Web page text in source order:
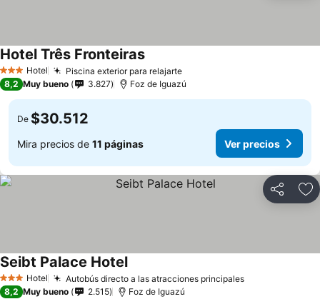
3 Estrellas
Hotel Piscina exterior para relajarte
Hotel Três Fronteiras
8,2 Muy bueno 3.827 Foz de Iguazú
De $30.512
Mira precios de 11 páginas Ver precios
Compartir
3 Estrellas
Hotel Autobús directo a las atracciones principales
Seibt Palace Hotel
8,2 Muy bueno 2.515 Foz de Iguazú